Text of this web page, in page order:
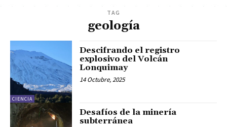
TAG
geología
CIENCIA
Descifrando el registro
explosivo del Volcán
Lonquimay
14 Octubre, 2025
Desafíos de la minería
subterránea